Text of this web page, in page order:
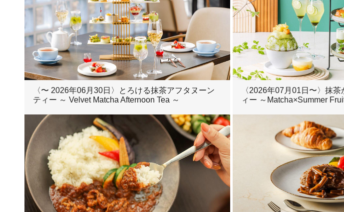
〈〜 2026年06月30日〉とろける抹茶アフタヌーン
ティー ～ Velvet Matcha Afternoon Tea ～
〈2026年07月01日〜〉抹
ィー ～Matcha×Summer